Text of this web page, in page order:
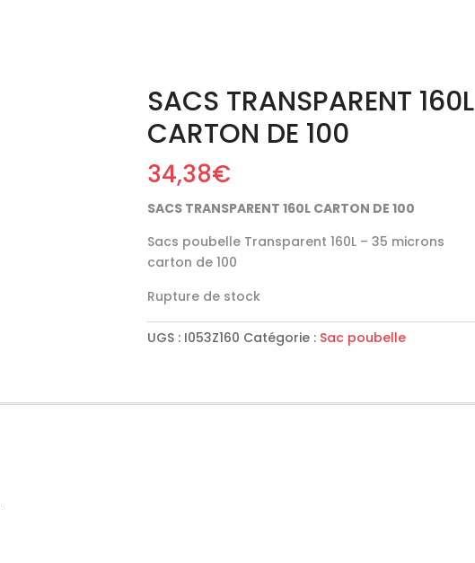
SACS TRANSPARENT 160L
CARTON DE 100
34,38€
SACS TRANSPARENT 160L CARTON DE 100
Sacs poubelle Transparent 160L – 35 microns
carton de 100
Rupture de stock
UGS : I053Z160 Catégorie : Sac poubelle